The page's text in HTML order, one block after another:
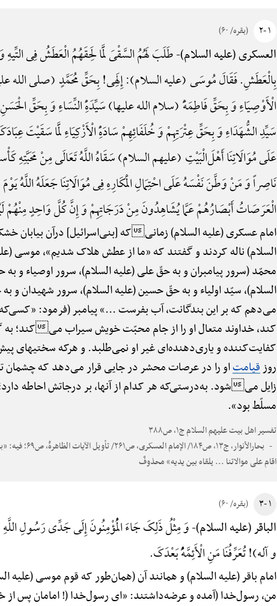
۱ -۲ (بقره/ ۶۰)
العسکری (علیه السلام)-طَلَبَ لَهُمُ السَّقْیَ لَمَّا لَحِقَهُمُ الْعَطَشُ فِی
بِالْعَطَشِ. فَقَالَ مُوسَی (علیه السلام): إِلَهِی! بِحَقِّ مُحَمَّدٍ (صلی الله
الْأَوْصِیَاءِ وَ بِحَقِّ فَاطِمَهًَْ (سلام الله علیها) سَیِّدَهًِْ النِّسَاءِ وَ بِحَقِّ
سَیِّدِ الشُّهَدَاءِ وَ بِحَقِّ عِتْرَتِهِمْ وَ خُلَفَائِهِمْ سَادَهًِْ الْأَزْکِیَاءِ لَمَّا سَقَیْتَ
عَلَی مُوَالَاتِنَا أَهْلَ‌الْبَیْتِ (علیهم السلام) سَقَاهُ اللَّهُ تَعَالَی مِنْ مَحَبَّتِهِ
نَاصِراً وَ مَنْ وَطَّنَ نَفْسَهُ عَلَی احْتِمَالِ الْمَکَارِهِ فِی مُوَالَاتِنَا جَعَلَهُ
الْعَرَصَاتُ أَبْصَارُهُمْ عَمَّا یُشَاهِدُونَ مِنْ دَرَجَاتِهِمْ وَ إِنَّ کُلَّ وَاحِدٍ مِنْهُمْ
امام عسکری (علیه السلام) زمانیکه [بنی‌اسرائیل] درآن بیابان
السلام) ناله کردند و گفتند که «ما از عطش هلاک شدیم»، موسی
محمّد (سرور پیامبران و به حقّ علی (علیه السلام)، سرور اوصیاء و
السلام)، سیّد اولیاء و به حقّ حسین (علیه السلام)، سرور شهیدان و به
می‌دهم که بر این بندگانت، آب بفرست ...» پیامبر (فرمود:
کند، خداوند متعال او را از جام محبّت خویش سیراب میکند؛
کفایت‌کننده و یاری‌دهنده‌ای غیر او نمی‌طلبد. و هرکه سختیهای
روزقیامتاو را در عرصات محشر در جایی قرار می‌دهد که
زایل میشود. به‌درستی‌که هر کدام از آنها، بر درجاتش احاطه
مسلّط بود».
تفسیر اهل بیت علیهم السلام ج۱، ص۳۸۸
اقام علی موالاتنا ... یلقاه بین یدیه» محذوفٌ
۱ -۳ (بقره/ ۶۰)
الباقر (علیه السلام)-وَ مِثْلُ ذَلِکَ جَاءَ الْمُؤْمِنُونَ إِلَی جَدِّی رَسُولِ اللَّهِ
و آله)! تُعَرِّفُنَا مَنِ الْأَئِمَّهًُْ بَعْدَکَ.
امام باقر (علیه السلام) و همانند آن (همان‌طور که قوم موسی (علیه
من، رسول‌خدا (آمده و عرضه‌داشتند: «ای رسول‌خدا (! امامان پس از